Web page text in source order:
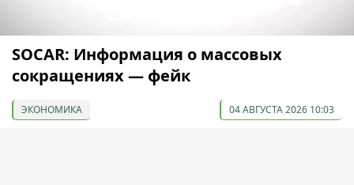
SOCAR: Информация о массовых
сокращениях — фейк
ЭКОНОМИКА 04 АВГУСТА 2026 10:03